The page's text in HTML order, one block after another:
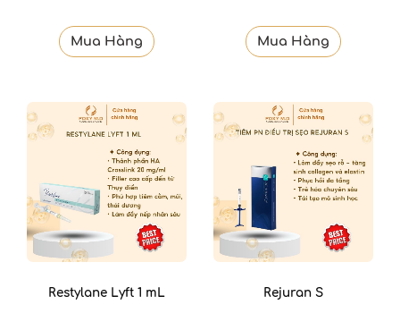
Mua Hàng Mua Hàng
Restylane Lyft 1 mL Rejuran S